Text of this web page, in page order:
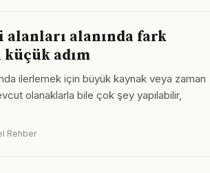
alanında fark
adım
ilerlemek için büyük kaynak veya zaman
olanaklarla bile çok şey yapılabilir,
Rehber